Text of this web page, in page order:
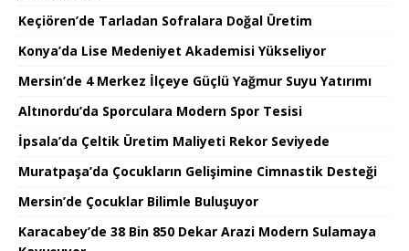
Keçiören’de Tarladan Sofralara Doğal Üretim
Konya’da Lise Medeniyet Akademisi Yükseliyor
Mersin’de 4 Merkez İlçeye Güçlü Yağmur Suyu Yatırımı
Altınordu’da Sporculara Modern Spor Tesisi
İpsala’da Çeltik Üretim Maliyeti Rekor Seviyede
Muratpaşa’da Çocukların Gelişimine Cimnastik Desteği
Mersin’de Çocuklar Bilimle Buluşuyor
Karacabey’de 38 Bin 850 Dekar Arazi Modern Sulamaya